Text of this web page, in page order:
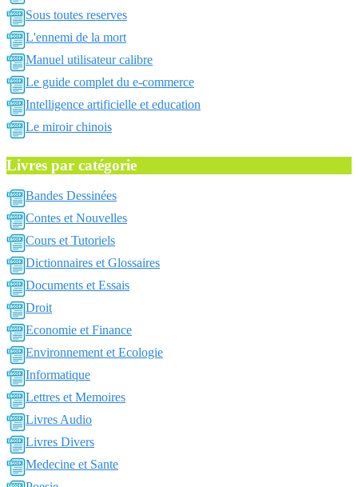
Sous toutes reserves
L'ennemi de la mort
Manuel utilisateur calibre
Le guide complet du e-commerce
Intelligence artificielle et education
Le miroir chinois
Livres par catégorie
Bandes Dessinées
Contes et Nouvelles
Cours et Tutoriels
Dictionnaires et Glossaires
Documents et Essais
Droit
Economie et Finance
Environnement et Ecologie
Informatique
Lettres et Memoires
Livres Audio
Livres Divers
Medecine et Sante